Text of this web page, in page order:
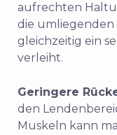
aufrechten
die
gleichzeitig ein
verleiht.
Geringere
den
Muskeln kann